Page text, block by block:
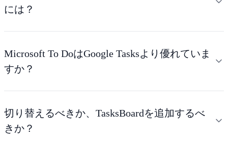
には？
Microsoft To DoはGoogle Tasksより優れていま
すか？
切り替えるべきか、TasksBoardを追加するべ
きか？